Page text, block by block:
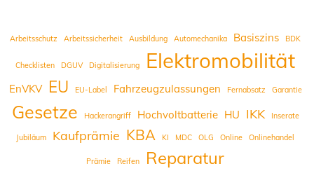
Arbeitsschutz Arbeitssicherheit Ausbildung Automechanika Basiszins BDK
Checklisten DGUV Digitalisierung Elektromobilität
EnVKV EU EU-Label Fahrzeugzulassungen Fernabsatz Garantie
Gesetze Hackerangriff Hochvoltbatterie HU IKK Inserate
Jubiläum Kaufprämie KBA KI MDC OLG Online Onlinehandel
Prämie Reifen
Reparatur